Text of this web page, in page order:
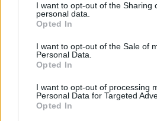
I want to opt-out of the Sharing
personal data.
Opted In
I want to opt-out of the Sale of
Personal Data.
Opted In
I want to opt-out of processing
Personal Data for Targeted
Opted In
Φυσικοί παρακολουθούν
σχηματίζουν και να
συνυπάρχουσες φάσεις
ΕΠΙΣΤΉΜΗ 17:00, 10/08/2026